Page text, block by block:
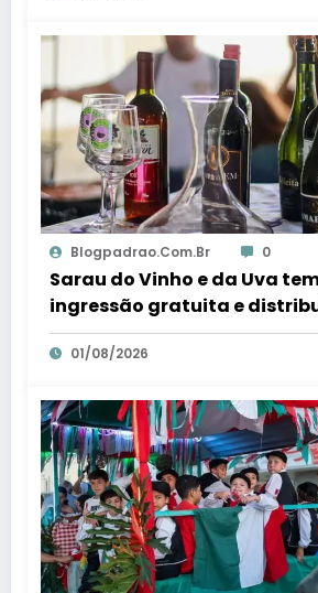
Blogpadrao.com.br 0
Sarau do Vinho e da Uva
ingressão gratuita e
litros de suco em Santa
Dia ES
01/08/2026